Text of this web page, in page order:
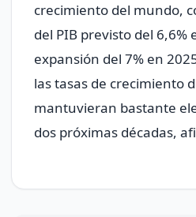
crecimiento del mundo,
del PIB previsto del 6,6%
expansión del 7% en
las tasas de crecimiento
mantuvieran bastante
dos próximas décadas,